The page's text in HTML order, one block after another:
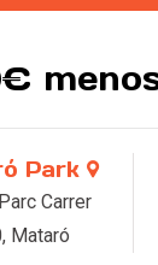
Park
Carrer
Mataró